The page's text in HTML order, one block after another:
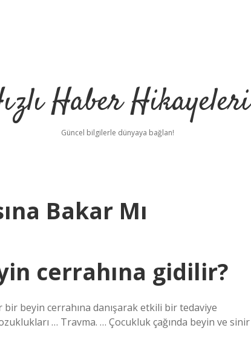
Haber Hikayeleri
Güncel bilgilerle dünyaya bağlan!
Bakar Mı
cerrahına gidilir?
beyin cerrahına danışarak etkili bir tedaviye
… Travma. … Çocukluk çağında beyin ve sinir